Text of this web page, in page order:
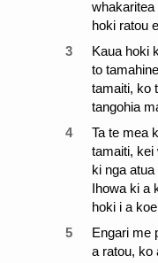
whakaritea
hoki ratou
3
Kaua hoki
to
tamaiti, ko
tangohia
4
Ta te mea
tamaiti, kei
ki nga
Ihowa ki a
hoki i a
5
Engari me
a ratou, ko